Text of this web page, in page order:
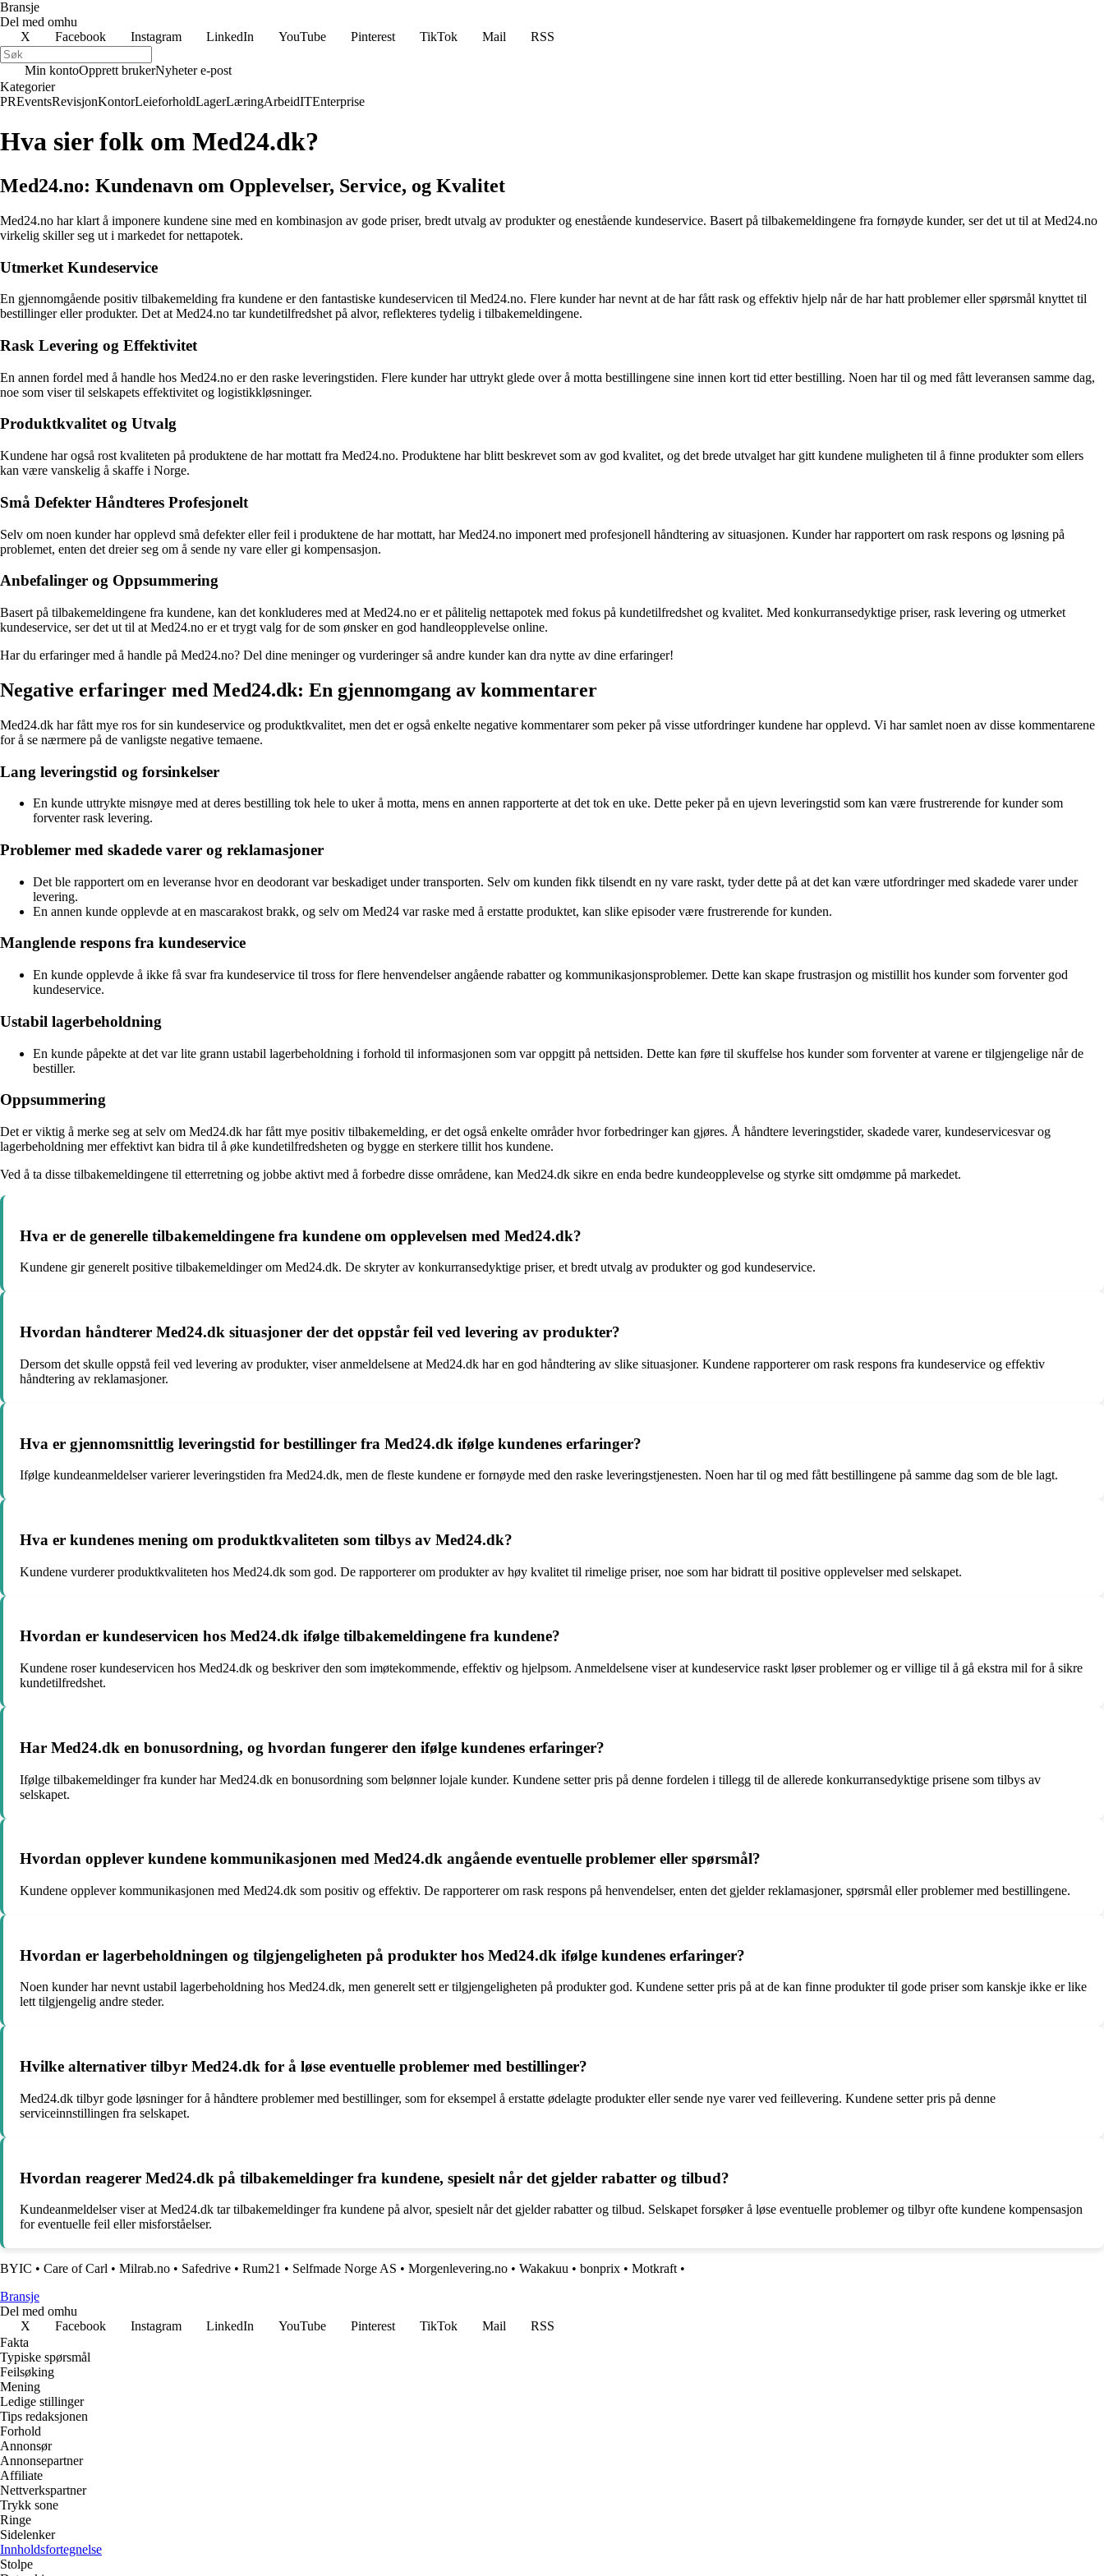
Bransje
Del med omhu
X
Facebook Instagram LinkedIn YouTube Pinterest TikTok Mail RSS
Min kontoOpprett brukerNyheter e-post
Kategorier
PREventsRevisjonKontorLeieforholdLagerLæringArbeidITEnterprise
Hva sier folk om Med24.dk?
Med24.no: Kundenavn om Opplevelser, Service, og Kvalitet
Med24.no har klart å imponere kundene sine med en kombinasjon av gode priser, bredt utvalg av produkter og enestående kundeservice. Basert på tilbakemeldingene fra fornøyde kunder, ser det ut til at Med24.no
virkelig skiller seg ut i markedet for nettapotek.
Utmerket Kundeservice
En gjennomgående positiv tilbakemelding fra kundene er den fantastiske kundeservicen til Med24.no. Flere kunder har nevnt at de har fått rask og effektiv hjelp når de har hatt problemer eller spørsmål knyttet til
bestillinger eller produkter. Det at Med24.no tar kundetilfredshet på alvor, reflekteres tydelig i tilbakemeldingene.
Rask Levering og Effektivitet
En annen fordel med å handle hos Med24.no er den raske leveringstiden. Flere kunder har uttrykt glede over å motta bestillingene sine innen kort tid etter bestilling. Noen har til og med fått leveransen samme dag,
noe som viser til selskapets effektivitet og logistikkløsninger.
Produktkvalitet og Utvalg
Kundene har også rost kvaliteten på produktene de har mottatt fra Med24.no. Produktene har blitt beskrevet som av god kvalitet, og det brede utvalget har gitt kundene muligheten til å finne produkter som ellers
kan være vanskelig å skaffe i Norge.
Små Defekter Håndteres Profesjonelt
Selv om noen kunder har opplevd små defekter eller feil i produktene de har mottatt, har Med24.no imponert med profesjonell håndtering av situasjonen. Kunder har rapportert om rask respons og løsning på
problemet, enten det dreier seg om å sende ny vare eller gi kompensasjon.
Anbefalinger og Oppsummering
Basert på tilbakemeldingene fra kundene, kan det konkluderes med at Med24.no er et pålitelig nettapotek med fokus på kundetilfredshet og kvalitet. Med konkurransedyktige priser, rask levering og utmerket
kundeservice, ser det ut til at Med24.no er et trygt valg for de som ønsker en god handleopplevelse online.
Har du erfaringer med å handle på Med24.no? Del dine meninger og vurderinger så andre kunder kan dra nytte av dine erfaringer!
Negative erfaringer med Med24.dk: En gjennomgang av kommentarer
Med24.dk har fått mye ros for sin kundeservice og produktkvalitet, men det er også enkelte negative kommentarer som peker på visse utfordringer kundene har opplevd. Vi har samlet noen av disse kommentarene
for å se nærmere på de vanligste negative temaene.
Lang leveringstid og forsinkelser
En kunde uttrykte misnøye med at deres bestilling tok hele to uker å motta, mens en annen rapporterte at det tok en uke. Dette peker på en ujevn leveringstid som kan være frustrerende for kunder som
forventer rask levering.
Problemer med skadede varer og reklamasjoner
Det ble rapportert om en leveranse hvor en deodorant var beskadiget under transporten. Selv om kunden fikk tilsendt en ny vare raskt, tyder dette på at det kan være utfordringer med skadede varer under
levering.
En annen kunde opplevde at en mascarakost brakk, og selv om Med24 var raske med å erstatte produktet, kan slike episoder være frustrerende for kunden.
Manglende respons fra kundeservice
En kunde opplevde å ikke få svar fra kundeservice til tross for flere henvendelser angående rabatter og kommunikasjonsproblemer. Dette kan skape frustrasjon og mistillit hos kunder som forventer god
kundeservice.
Ustabil lagerbeholdning
En kunde påpekte at det var lite grann ustabil lagerbeholdning i forhold til informasjonen som var oppgitt på nettsiden. Dette kan føre til skuffelse hos kunder som forventer at varene er tilgjengelige når de
bestiller.
Oppsummering
Det er viktig å merke seg at selv om Med24.dk har fått mye positiv tilbakemelding, er det også enkelte områder hvor forbedringer kan gjøres. Å håndtere leveringstider, skadede varer, kundeservicesvar og
lagerbeholdning mer effektivt kan bidra til å øke kundetilfredsheten og bygge en sterkere tillit hos kundene.
Ved å ta disse tilbakemeldingene til etterretning og jobbe aktivt med å forbedre disse områdene, kan Med24.dk sikre en enda bedre kundeopplevelse og styrke sitt omdømme på markedet.
Hva er de generelle tilbakemeldingene fra kundene om opplevelsen med Med24.dk?
Kundene gir generelt positive tilbakemeldinger om Med24.dk. De skryter av konkurransedyktige priser, et bredt utvalg av produkter og god kundeservice.
Hvordan håndterer Med24.dk situasjoner der det oppstår feil ved levering av produkter?
Dersom det skulle oppstå feil ved levering av produkter, viser anmeldelsene at Med24.dk har en god håndtering av slike situasjoner. Kundene rapporterer om rask respons fra kundeservice og effektiv
håndtering av reklamasjoner.
Hva er gjennomsnittlig leveringstid for bestillinger fra Med24.dk ifølge kundenes erfaringer?
Ifølge kundeanmeldelser varierer leveringstiden fra Med24.dk, men de fleste kundene er fornøyde med den raske leveringstjenesten. Noen har til og med fått bestillingene på samme dag som de ble lagt.
Hva er kundenes mening om produktkvaliteten som tilbys av Med24.dk?
Kundene vurderer produktkvaliteten hos Med24.dk som god. De rapporterer om produkter av høy kvalitet til rimelige priser, noe som har bidratt til positive opplevelser med selskapet.
Hvordan er kundeservicen hos Med24.dk ifølge tilbakemeldingene fra kundene?
Kundene roser kundeservicen hos Med24.dk og beskriver den som imøtekommende, effektiv og hjelpsom. Anmeldelsene viser at kundeservice raskt løser problemer og er villige til å gå ekstra mil for å sikre
kundetilfredshet.
Har Med24.dk en bonusordning, og hvordan fungerer den ifølge kundenes erfaringer?
Ifølge tilbakemeldinger fra kunder har Med24.dk en bonusordning som belønner lojale kunder. Kundene setter pris på denne fordelen i tillegg til de allerede konkurransedyktige prisene som tilbys av
selskapet.
Hvordan opplever kundene kommunikasjonen med Med24.dk angående eventuelle problemer eller spørsmål?
Kundene opplever kommunikasjonen med Med24.dk som positiv og effektiv. De rapporterer om rask respons på henvendelser, enten det gjelder reklamasjoner, spørsmål eller problemer med bestillingene.
Hvordan er lagerbeholdningen og tilgjengeligheten på produkter hos Med24.dk ifølge kundenes erfaringer?
Noen kunder har nevnt ustabil lagerbeholdning hos Med24.dk, men generelt sett er tilgjengeligheten på produkter god. Kundene setter pris på at de kan finne produkter til gode priser som kanskje ikke er like
lett tilgjengelig andre steder.
Hvilke alternativer tilbyr Med24.dk for å løse eventuelle problemer med bestillinger?
Med24.dk tilbyr gode løsninger for å håndtere problemer med bestillinger, som for eksempel å erstatte ødelagte produkter eller sende nye varer ved feillevering. Kundene setter pris på denne
serviceinnstillingen fra selskapet.
Hvordan reagerer Med24.dk på tilbakemeldinger fra kundene, spesielt når det gjelder rabatter og tilbud?
Kundeanmeldelser viser at Med24.dk tar tilbakemeldinger fra kundene på alvor, spesielt når det gjelder rabatter og tilbud. Selskapet forsøker å løse eventuelle problemer og tilbyr ofte kundene kompensasjon
for eventuelle feil eller misforståelser.
BYIC • Care of Carl • Milrab.no • Safedrive • Rum21 • Selfmade Norge AS • Morgenlevering.no • Wakakuu • bonprix • Motkraft •
Bransje
Del med omhu
X
Facebook Instagram LinkedIn YouTube Pinterest TikTok Mail
RSS
Fakta
Typiske spørsmål
Feilsøking
Mening
Ledige stillinger
Tips redaksjonen
Forhold
Annonsør
Annonsepartner
Affiliate
Nettverkspartner
Trykk sone
Ringe
Sidelenker
Innholdsfortegnelse
Stolpe